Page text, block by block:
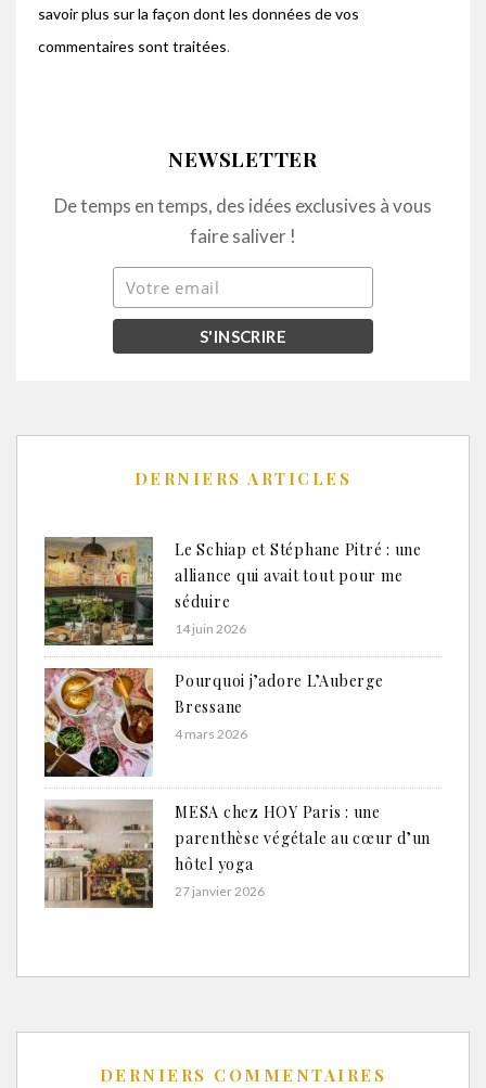
savoir plus sur la façon dont les données de vos
commentaires sont traitées.
NEWSLETTER
De temps en temps, des idées exclusives à vous
faire saliver !
DERNIERS ARTICLES
Le Schiap et Stéphane Pitré : une
alliance qui avait tout pour me
séduire
14 juin 2026
Pourquoi j’adore L’Auberge
Bressane
4 mars 2026
MESA chez HOY Paris : une
parenthèse végétale au cœur d’un
hôtel yoga
27 janvier 2026
DERNIERS COMMENTAIRES